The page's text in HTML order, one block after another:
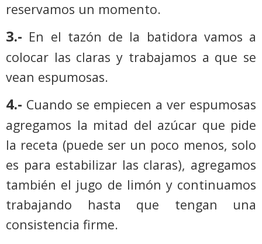
reservamos un momento.
3.- En el tazón de la batidora vamos a
colocar las claras y trabajamos a que se
vean espumosas.
4.- Cuando se empiecen a ver espumosas
agregamos la mitad del azúcar que pide
la receta (puede ser un poco menos, solo
es para estabilizar las claras), agregamos
también el jugo de limón y continuamos
trabajando hasta que tengan una
consistencia firme.